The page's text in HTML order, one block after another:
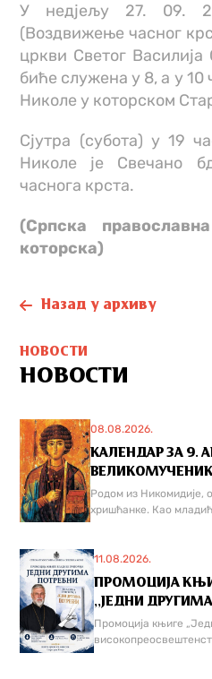
У недјељу 27. 09.
(Воздвижење часног
цркви Светог
биће служена у 8, а у 10
Николе у которском
Сјутра (субота) у 19
Николе је Свечано
часнога крста.
(Српска
которска)
Назад у архиву
НОВОСТИ
НОВОСТИ
08.08.2026.
КАЛЕНДАР ЗА 9.
Родом из Никомидије,
хришћанке. Као
11.08.2026.
ПРОМОЦИЈА
,,ЈЕДНИ
Промоција књиге